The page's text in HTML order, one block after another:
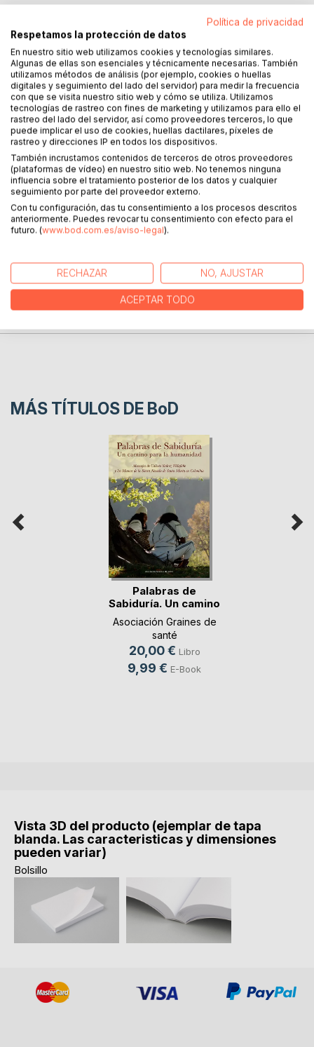
DESCRIPCIÓN
Wholeheartedly. Así, en Inglés. Me costó mucho tomar la
decisión de titular el libro en Inglés cuando el contenido es
en Español. Sin embargo, considero que esta palabra
posee mucho más significado en Inglés que en Español.
Por eso, he decidido que, a pesar que pueda ser confuso
para el lector, quiero que mi libro lleve el título que merece
y no se llame "Con todo mi corazón" que sería la
traducción.
SOBRE EL AUTOR
EN LA PRENSA
RESEÑAS
MÁS TÍTULOS DE BoD
Palabras de
Sabiduría. Un camino
p(...)
Asociación Graines de
santé
20,00 € Libro
9,99 € E-Book
Vista 3D del producto (ejemplar de tapa
blanda. Las caracteristicas y dimensiones
pueden variar)
Bolsillo
Política de privacidad
Respetamos la protección de datos
En nuestro sitio web utilizamos cookies y tecnologías similares.
Algunas de ellas son esenciales y técnicamente necesarias. También
utilizamos métodos de análisis (por ejemplo, cookies o huellas
digitales y seguimiento del lado del servidor) para medir la frecuencia
con que se visita nuestro sitio web y cómo se utiliza. Utilizamos
tecnologías de rastreo con fines de marketing y utilizamos para ello el
rastreo del lado del servidor, así como proveedores terceros, lo que
puede implicar el uso de cookies, huellas dactilares, píxeles de
rastreo y direcciones IP en todos los dispositivos.
También incrustamos contenidos de terceros de otros proveedores
(plataformas de vídeo) en nuestro sitio web. No tenemos ninguna
influencia sobre el tratamiento posterior de los datos y cualquier
seguimiento por parte del proveedor externo.
Con tu configuración, das tu consentimiento a los procesos descritos
anteriormente. Puedes revocar tu consentimiento con efecto para el
futuro. (www.bod.com.es/aviso-legal).
RECHAZAR NO, AJUSTAR
ACEPTAR TODO